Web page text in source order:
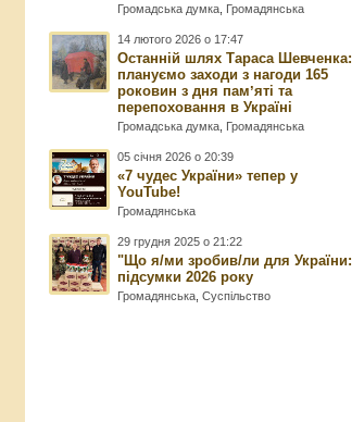
Громадська думка Громадянська
14 лютого 2026 о 17:47
Останній шлях Тараса Шевченка:
плануємо заходи з нагоди 165
роковин з дня памʼяті та
перепоховання в Україні
Громадська думка Громадянська
05 січня 2026 о 20:39
«7 чудес України» тепер у
YouTube!
Громадянська
29 грудня 2025 о 21:22
"Що я/ми зробив/ли для України:
підсумки 2026 року
Громадянська ,Суспільство